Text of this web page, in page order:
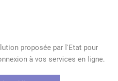
proposée par l'Etat pour
à vos services en ligne.